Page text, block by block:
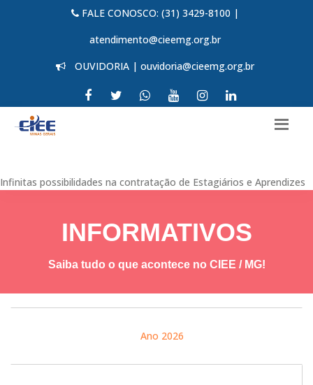
FALE CONOSCO: (31) 3429-8100 |
atendimento@cieemg.org.br
OUVIDORIA | ouvidoria@cieemg.org.br
Infinitas possibilidades na contratação de Estagiários e Aprendizes
INFORMATIVOS
Saiba tudo o que acontece no CIEE / MG!
Ano 2026